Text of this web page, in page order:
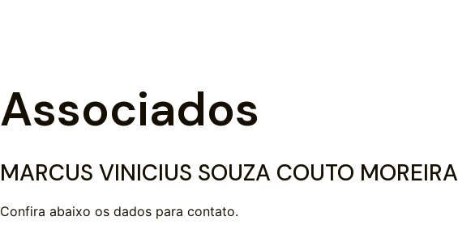
Associados
MARCUS VINICIUS SOUZA COUTO MOREIRA
Confira abaixo os dados para contato.